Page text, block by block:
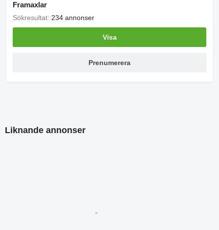
Framaxlar
Sökresultat: 234 annonser
Visa
Prenumerera
Liknande annonser